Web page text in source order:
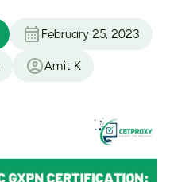
February 25, 2023
Amit K